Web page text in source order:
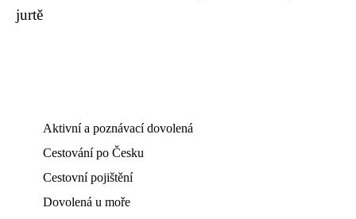
jurtě
Aktivní a poznávací dovolená
Cestování po Česku
Cestovní pojištění
Dovolená u moře